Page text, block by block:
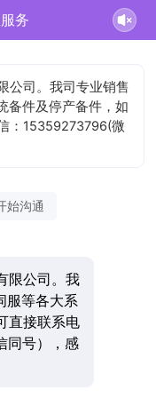
务
公司。我司专业销售
备件及停产备件，如
：15359273796(微
始沟通
限公司。我
服等各大系
直接联系电
同号），感